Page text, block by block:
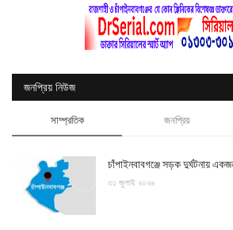
জনপ্রিয় নিউজ
সাম্প্রতিক জনপ্রিয়
চাঁপাইনবাবগঞ্জে সড়ক দুর্ঘটনায়
৩১ জুলাই ২০২৬